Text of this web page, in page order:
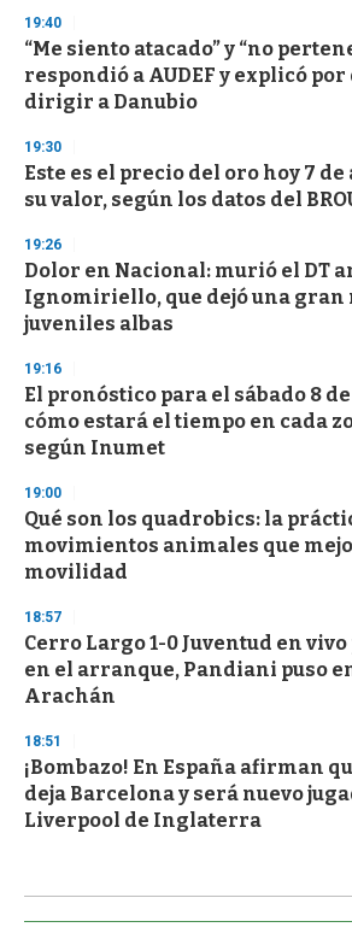
s
e
o
n
s
19:40
“Me siento atacado” y “no
respondió a AUDEF y explicó por
dirigir a Danubio
19:30
Este es el precio del oro hoy 7 de
su valor, según los datos del
19:26
Dolor en Nacional: murió el DT
Ignomiriello, que dejó una gran
juveniles albas
19:16
El pronóstico para el sábado 8
cómo estará el tiempo en cada
según Inumet
19:00
Qué son los quadrobics: la
movimientos animales que
movilidad
18:57
Cerro Largo 1-0 Juventud en
en el arranque, Pandiani puso
Arachán
18:51
¡Bombazo! En España afirman
deja Barcelona y será nuevo
Liverpool de Inglaterra